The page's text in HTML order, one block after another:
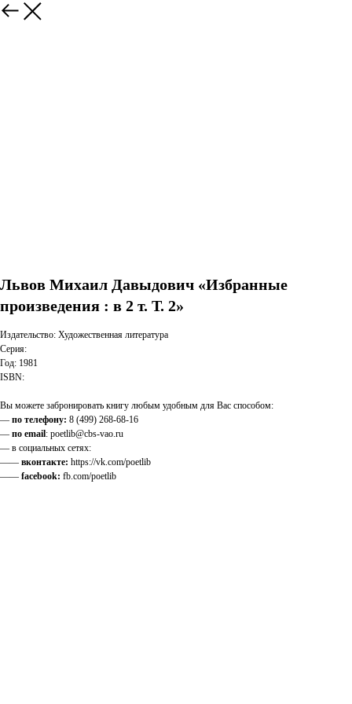
Львов Михаил Давыдович «Избранные
произведения : в 2 т. Т. 2»
Издательство: Художественная литература
Серия:
Год: 1981
ISBN:
Вы можете забронировать книгу любым удобным для Вас способом:
— по телефону: 8 (499) 268-68-16
— по email: poetlib@cbs-vao.ru
— в социальных сетях:
—— вконтакте: https://vk.com/poetlib
—— facebook: fb.com/poetlib